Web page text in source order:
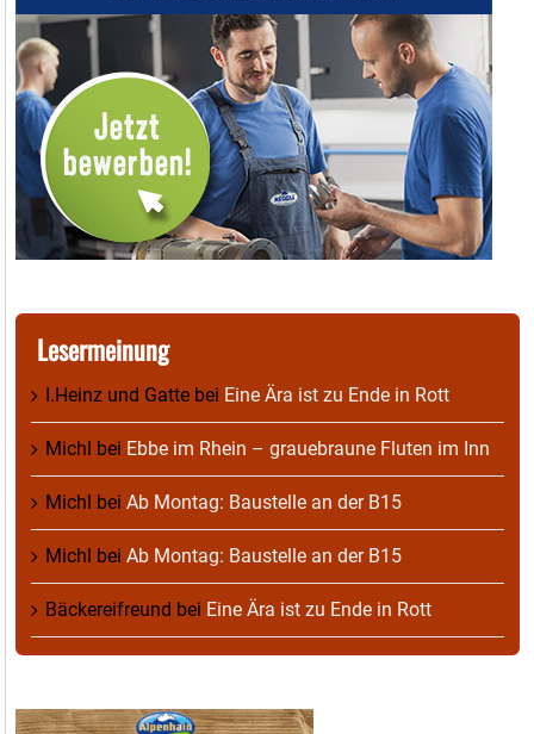
Lesermeinung
I.Heinz und Gatte bei Eine Ära ist zu Ende in Rott
Michl bei Ebbe im Rhein – grauebraune Fluten im Inn
Michl bei Ab Montag: Baustelle an der B15
Michl bei Ab Montag: Baustelle an der B15
Bäckereifreund bei Eine Ära ist zu Ende in Rott